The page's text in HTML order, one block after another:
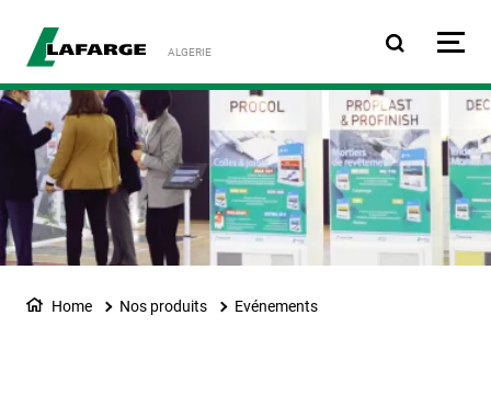
ALGERIE
Home Nos produits Evénements